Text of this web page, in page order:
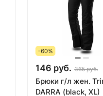
-60%
146 руб. 365 руб.
Брюки г/л жен.
DARRA (black, XL)